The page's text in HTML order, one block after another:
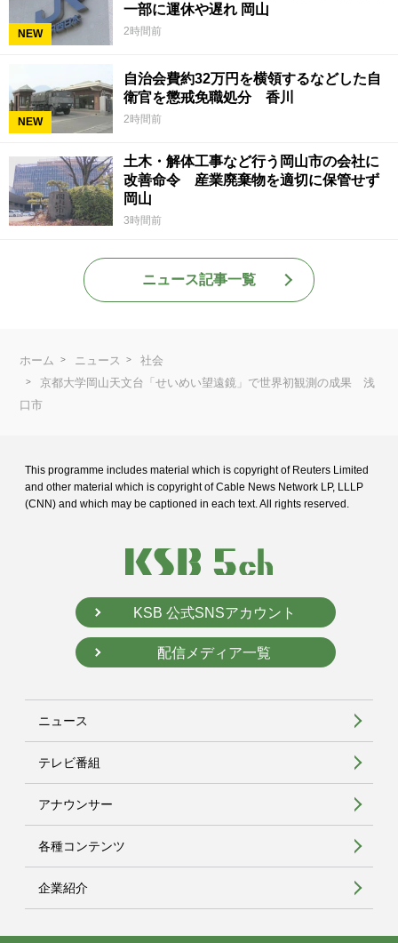
NEW
一部に運休や遅れ 岡山
2時間前
NEW
自治会費約32万円を横領するなどした自
衛官を懲戒免職処分 香川
2時間前
土木・解体工事など行う岡山市の会社に
改善命令 産業廃棄物を適切に保管せず
岡山
3時間前
ニュース記事一覧
ホーム ニュース
社会
京都大学岡山天文台「せいめい望遠鏡」で世界初観測の成果 浅
口市
This programme includes material which is copyright of Reuters Limited
and other material which is copyright of Cable News Network LP, LLLP
(CNN) and which may be captioned in each text. All rights reserved.
KSB 公式SNSアカウント
配信メディア一覧
ニュース
テレビ番組
アナウンサー
各種コンテンツ
企業紹介